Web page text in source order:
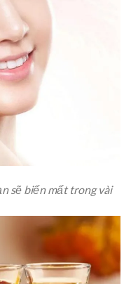
sẽ biến mất trong vài